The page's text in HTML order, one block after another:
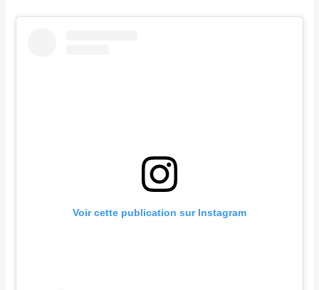
Voir cette publication sur Instagram